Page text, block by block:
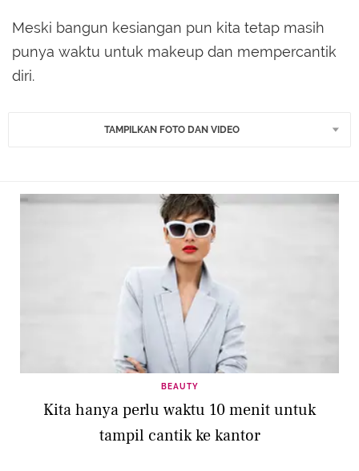
Meski bangun kesiangan pun kita tetap masih
punya waktu untuk makeup dan mempercantik
diri.
TAMPILKAN FOTO DAN VIDEO
BEAUTY
Kita hanya perlu waktu 10 menit untuk
tampil cantik ke kantor